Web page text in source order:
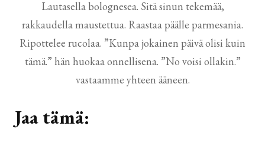
Lautasella bolognesea. Sitä sinun tekemää,
rakkaudella maustettua. Raastaa päälle parmesania.
Ripottelee rucolaa. ”Kunpa jokainen päivä olisi kuin
tämä.” hän huokaa onnellisena. ”No voisi ollakin.”
vastaamme yhteen ääneen.
Jaa tämä: